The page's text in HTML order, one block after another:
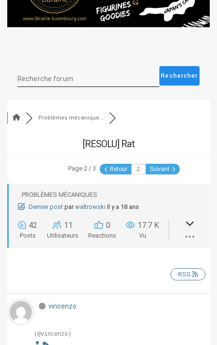
Problèmes mécanique...
[RESOLU] Rat
Page 2 / 3 Retour Suivant
PROBLÈMES MÉCANIQUES
Dernier post par waltrowski Il y a 18 ans
42
Posts
11
Utilisateurs
0
Reactions
17.7 K
Vu
RSS
vincenzo
(@vincenzo)